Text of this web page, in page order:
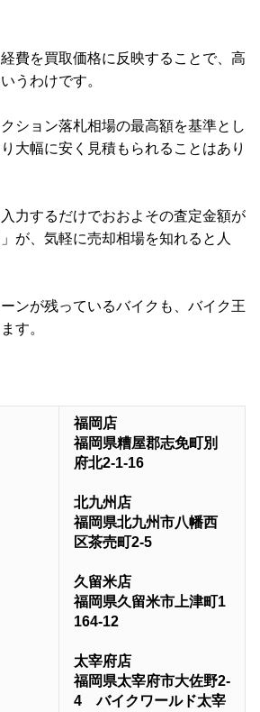
費を買取価格に反映することで、高
うわけです。
ション落札相場の最高額を基準とし
大幅に安く見積もられることはあり
力するだけでおおよその査定金額が
が、気軽に売却相場を知れると人
ンが残っているバイクも、バイク王
す。
福岡店
福岡県糟屋郡志免町別
府北2-1-16
北九州店
福岡県北九州市八幡西
区茶売町2-5
久留米店
福岡県久留米市上津町1
164-12
太宰府店
福岡県太宰府市大佐野2-
4 バイクワールド太宰